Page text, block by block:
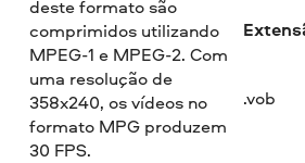
deste formato são
comprimidos utilizando
MPEG-1 e MPEG-2. Com
uma resolução de
358x240, os vídeos no
formato MPG produzem
30 FPS.
.vob